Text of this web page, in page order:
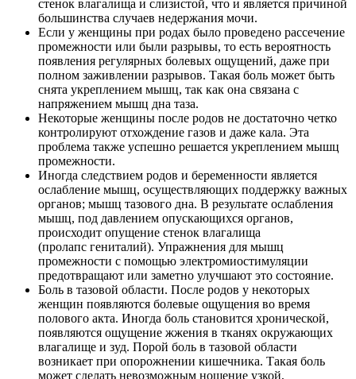
стенок влагалища и слизистой, что и является причиной
большинства случаев недержания мочи.
Если у женщины при родах было проведено рассечение
промежности или были разрывы, то есть вероятность
появления регулярных болевых ощущений, даже при
полном заживлении разрывов. Такая боль может быть
снята укреплением мышц, так как она связана с
напряжением мышц дна таза.
Некоторые женщины после родов не достаточно четко
контролируют отхождение газов и даже кала. Эта
проблема также успешно решается укреплением мышц
промежности.
Иногда следствием родов и беременности является
ослабление мышц, осуществляющих поддержку важных
органов; мышц тазового дна. В результате ослабления
мышц, под давлением опускающихся органов,
происходит опущение стенок влагалища
(пролапс гениталий). Упражнения для мышц
промежности с помощью электромиостимуляции
предотвращают или заметно улучшают это состояние.
Боль в тазовой области. После родов у некоторых
женщин появляются болевые ощущения во время
полового акта. Иногда боль становится хронической,
появляются ощущение жжения в тканях окружающих
влагалище и зуд. Порой боль в тазовой области
возникает при опорожнении кишечника. Такая боль
может сделать невозможным ношение узкой,